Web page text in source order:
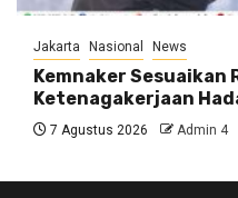
Jakarta Nasional News
Kemnaker Sesuaikan
Ketenagakerjaan
7 Agustus 2026 Admin 4